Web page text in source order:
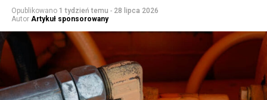
Opublikowano 1 tydzień temu - 28 lipca 2026
Autor Artykuł sponsorowany